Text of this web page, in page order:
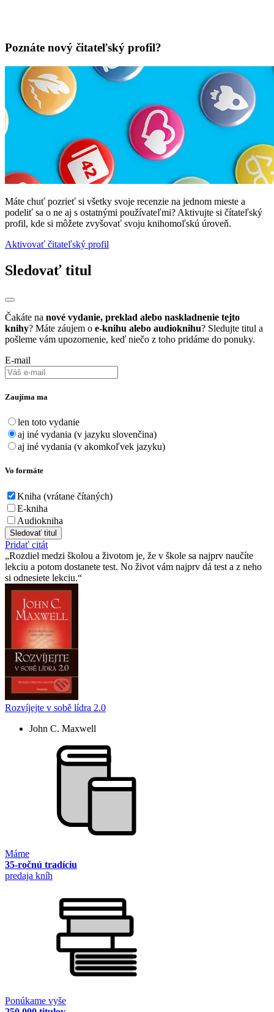
Poznáte nový čitateľský profil?
Máte chuť pozrieť si všetky svoje recenzie na jednom mieste a
podeliť sa o ne aj s ostatnými používateľmi? Aktivujte si čítateľský
profil, kde si môžete zvyšovať svoju knihomoľskú úroveň.
Aktivovať čitateľský profil
Sledovať titul
Čakáte na nové vydanie, preklad alebo naskladnenie tejto
knihy? Máte záujem o e-knihu alebo audioknihu? Sledujte titul a
pošleme vám upozornenie, keď niečo z toho pridáme do ponuky.
E-mail
Zaujíma ma
len toto vydanie
aj iné vydania (v jazyku slovenčina)
aj iné vydania (v akomkoľvek jazyku)
Vo formáte
Kniha (vrátane čítaných)
E-kniha
Audiokniha
Sledovať titul
Pridať citát
Rozdiel medzi školou a životom je, že v škole sa najprv naučíte
lekciu a potom dostanete test. No život vám najprv dá test a z neho
si odnesiete lekciu.
Rozvíjejte v sobě lídra 2.0
John C. Maxwell
Máme
35-ročnú tradíciu
predaja kníh
Ponúkame vyše